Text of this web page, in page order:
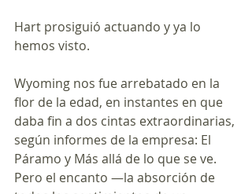
Hart prosiguió actuando y ya lo
hemos visto.
Wyoming nos fue arrebatado en la
flor de la edad, en instantes en que
daba fin a dos cintas extraordinarias,
según informes de la empresa: El
Páramo y Más allá de lo que se ve.
Pero el encanto —la absorción de